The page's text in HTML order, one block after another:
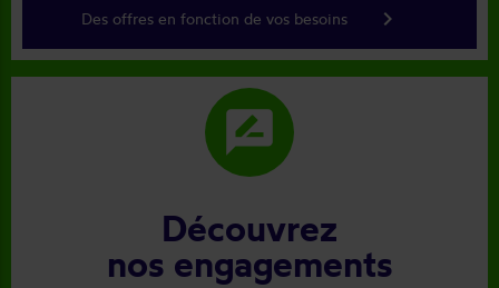
Des offres en fonction de vos besoins keyboard_arrow_right
rate_review
Découvrez
nos engagements